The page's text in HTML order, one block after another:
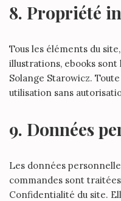
8. Propriété
Tous les éléments du
illustrations, ebooks
Solange Starowicz.
utilisation sans
9. Données
Les données
commandes sont
Confidentialité du site.